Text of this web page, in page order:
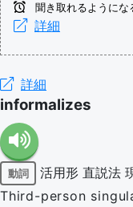
聞き取れるようにな
詳細
詳細
informalizes
動詞 活用形 直説法
Third-person